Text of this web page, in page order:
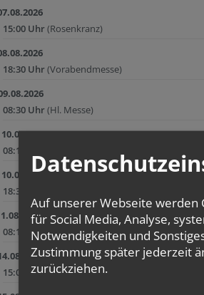
15:00 Uhr(Rosenkranz)
18:30 Uhr(Vorabendmesse)
08:30 Uhr(Hl. Messe)
08:15 Uhr
18:30 Uhr
08:15 Uhr(Hl. Messe)
15:00 Uhr(Rosenkranz)
Auf unserer Webseite werden
für Social Media, Analyse,
Notwendigkeiten und
Zustimmung später jederzeit
zurückziehen.